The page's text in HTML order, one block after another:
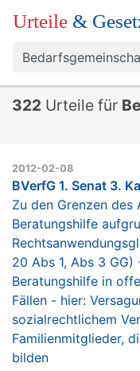
Urteile &
322 Urteile für
2012-02-08
BVerfG 1. Senat 3.
Zu den Grenzen des
Beratungshilfe
20 Abs 1, Abs 3
Beratungshilfe in
Fällen - hier:
sozialrechtlichem
Familienmitglieder,
bilden